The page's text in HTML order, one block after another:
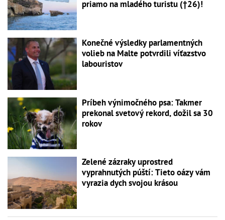
priamo na mladého turistu (†26)!
Konečné výsledky parlamentných
volieb na Malte potvrdili víťazstvo
labouristov
Príbeh výnimočného psa: Takmer
prekonal svetový rekord, dožil sa 30
rokov
Zelené zázraky uprostred
vyprahnutých púští: Tieto oázy vám
vyrazia dych svojou krásou